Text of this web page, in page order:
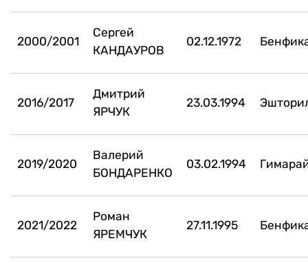
2000/2001
Сергей
КАНДАУРОВ
02.12.1972
2016/2017
Дмитрий
ЯРЧУК
23.03.1994
2019/2020
Валерий
БОНДАРЕНКО
03.02.1994
2021/2022
Роман
ЯРЕМЧУК
27.11.1995